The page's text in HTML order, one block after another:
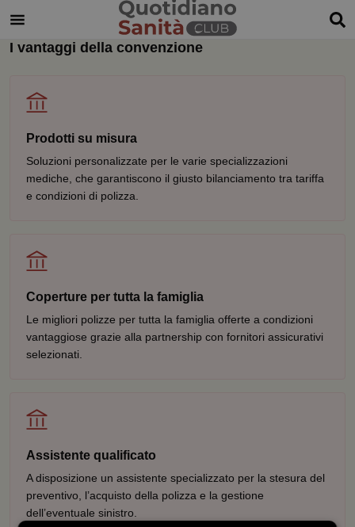
I vantaggi della convenzione
Prodotti su misura
Soluzioni personalizzate per le varie specializzazioni
mediche, che garantiscono il giusto bilanciamento tra tariffa
e condizioni di polizza.
Coperture per tutta la famiglia
Le migliori polizze per tutta la famiglia offerte a condizioni
vantaggiose grazie alla partnership con fornitori assicurativi
selezionati.
Assistente qualificato
A disposizione un assistente specializzato per la stesura del
preventivo, l’acquisto della polizza e la gestione
dell’eventuale sinistro.